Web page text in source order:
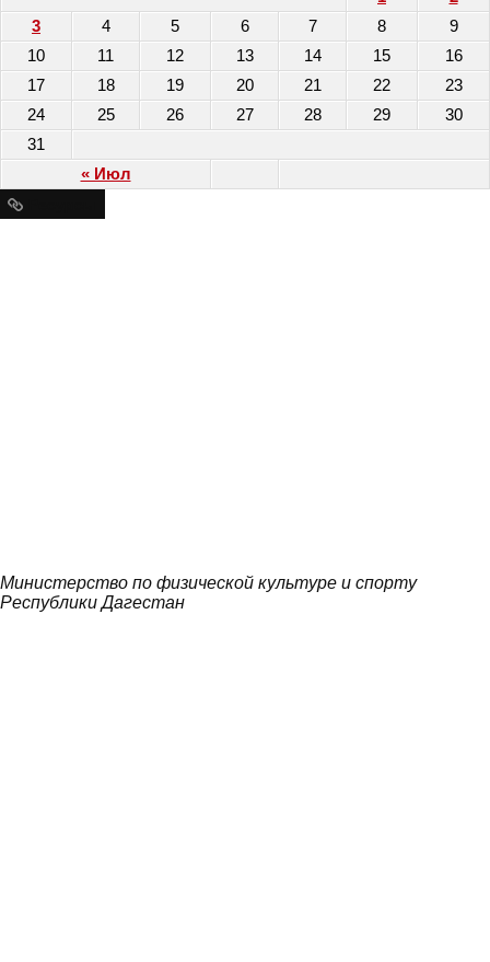
« Июл
3
4 5 6 7 8
9
10
11 12 13 14 15
16
17
18 19 20 21 22
23
24
25 26 27 28 29
30
31
Министерство по физической культуре и спорту
Республики Дагестан